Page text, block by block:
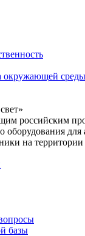
окружающей среды
российским
оборудования
на
базы